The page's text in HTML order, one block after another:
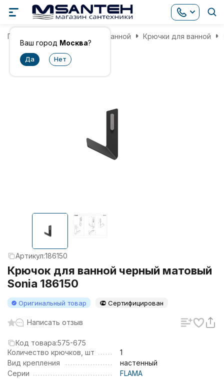
Ваш город Москва?
Главная Аксессуары для ванной Крючки для ванной
Артикул:186150
Крючок для ванной черный матовый
Sonia 186150
Оригинальный товар Сертифицирован
Написать отзыв
Код товара:575-675
Количество крючков, шт
1
Вид крепления
настенный
Серии
FLAMA